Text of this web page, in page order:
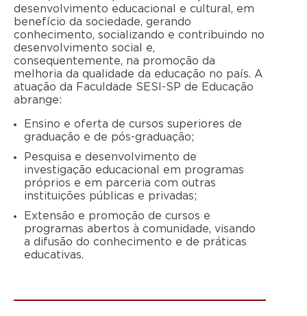
desenvolvimento educacional e cultural, em
benefício da sociedade, gerando
conhecimento, socializando e contribuindo no
desenvolvimento social e,
consequentemente, na promoção da
melhoria da qualidade da educação no país. A
atuação da Faculdade SESI-SP de Educação
abrange:
Ensino e oferta de cursos superiores de
graduação e de pós-graduação;
Pesquisa e desenvolvimento de
investigação educacional em programas
próprios e em parceria com outras
instituições públicas e privadas;
Extensão e promoção de cursos e
programas abertos à comunidade, visando
a difusão do conhecimento e de práticas
educativas.